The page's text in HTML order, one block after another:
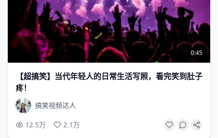
0:45
【超搞笑】当代年轻人的日常生活写照，看完笑到肚子
疼！
搞笑视频达人
12.5万 2.1万